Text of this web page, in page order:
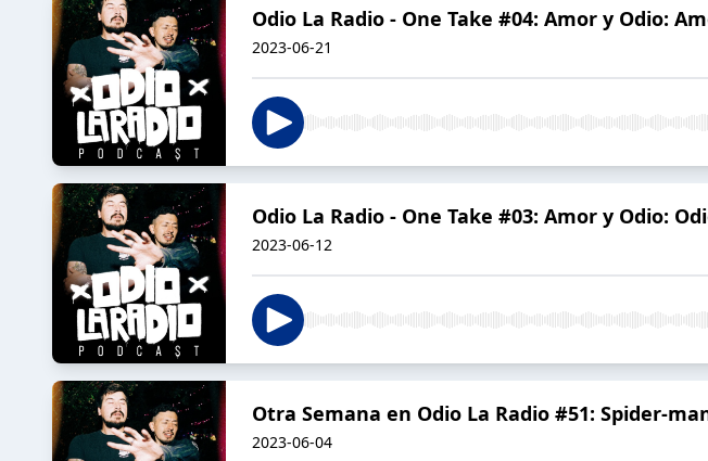
Odio La Radio - One Take #04: Amor y Odio:
2023-06-21
Odio La Radio - One Take #03: Amor y Odio:
2023-06-12
Otra Semana en Odio La Radio #51: Spider-
2023-06-04